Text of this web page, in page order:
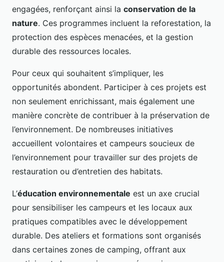
engagées, renforçant ainsi la conservation de la
nature. Ces programmes incluent la reforestation, la
protection des espèces menacées, et la gestion
durable des ressources locales.
Pour ceux qui souhaitent s’impliquer, les
opportunités abondent. Participer à ces projets est
non seulement enrichissant, mais également une
manière concrète de contribuer à la préservation de
l’environnement. De nombreuses initiatives
accueillent volontaires et campeurs soucieux de
l’environnement pour travailler sur des projets de
restauration ou d’entretien des habitats.
L’éducation environnementale est un axe crucial
pour sensibiliser les campeurs et les locaux aux
pratiques compatibles avec le développement
durable. Des ateliers et formations sont organisés
dans certaines zones de camping, offrant aux